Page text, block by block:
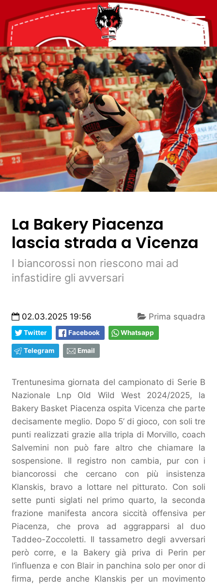
La Bakery Piacenza
lascia strada a Vicenza
I biancorossi non riescono mai ad
infastidire gli avversari
02.03.2025 19:56 Prima squadra
Twitter Facebook Whatsapp
Telegram Email
Trentunesima giornata del campionato di Serie B
Nazionale Lnp Old Wild West 2024/2025, la
Bakery Basket Piacenza ospita Vicenza che parte
decisamente meglio. Dopo 5’ di gioco, con soli tre
punti realizzati grazie alla tripla di Morvillo, coach
Salvemini non può fare altro che chiamare la
sospensione. Il registro non cambia, pur con i
biancorossi che cercano con più insistenza
Klanskis, bravo a lottare nel pitturato. Con soli
sette punti siglati nel primo quarto, la seconda
frazione manifesta ancora siccità offensiva per
Piacenza, che prova ad aggrapparsi al duo
Taddeo-Zoccoletti. Il tassametro degli avversari
però corre, e la Bakery già priva di Perin per
l’influenza e con Blair in panchina solo per onor di
firma, perde anche Klanskis per un movimento